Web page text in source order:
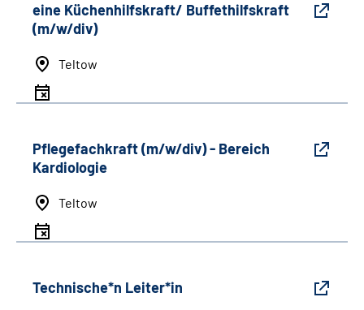
eine Küchenhilfskraft/ Buffethilfskraft
(m/w/div)
Teltow
Pflegefachkraft (m/w/div) - Bereich
Kardiologie
Teltow
Technische*n Leiter*in